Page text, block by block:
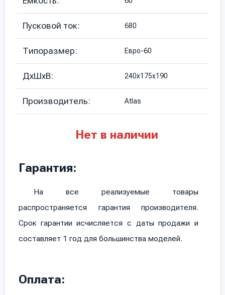
Пусковой ток: 680
Типоразмер: Евро-60
ДхШхВ: 240х175х190
Производитель: Atlas
Нет в наличии
Гарантия:
На все реализуемые товары
распространяется гарантия производителя.
Срок гарантии исчисляется с даты продажи и
составляет 1 год для большинства моделей.
Оплата: